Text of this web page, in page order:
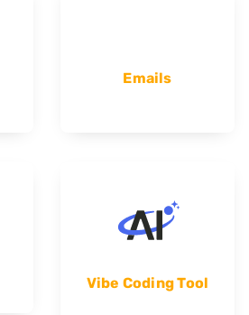
Emails
Vibe Coding Tool